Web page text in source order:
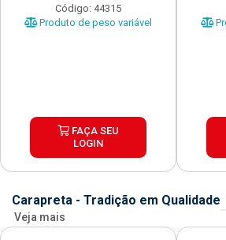
Código: 44315
Produto de peso variável
FAÇA SEU
LOGIN
Carapreta - Tradição em Qualidade
Veja mais